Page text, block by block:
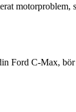
Ford C-Max,